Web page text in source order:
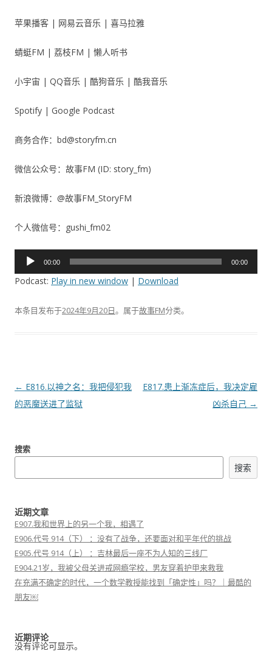
苹果播客 | 网易云音乐 | 喜马拉雅
蜻蜓FM | 荔枝FM | 懒人听书
小宇宙 | QQ音乐 | 酷狗音乐 | 酷我音乐
Spotify | Google Podcast
商务合作：bd@storyfm.cn
微信公众号：故事FM (ID: story_fm)
新浪微博：@故事FM_StoryFM
个人微信号：gushi_fm02
播
器
00:00 00:00
Podcast: Play in new window | Download
本条目发布于2024年9月20日。属于故事FM分类。
文
章
← E816.以神之名：我把侵犯我
的恶魔送进了监狱
E817.患上渐冻症后，我决定雇
凶杀自己 →
搜索
搜索
近期文章
E907.我和世界上的另一个我，相遇了
E906.代号 914（下） ：没有了战争，还要面对和平年代的挑战
E905.代号 914（上） ：吉林最后一座不为人知的三线厂
E904.21岁，我被父母关进戒网瘾学校，男友穿着护甲来救我
在充满不确定的时代，一个数学教授能找到「确定性」吗？｜最酷的
朋友￼
近期评论
没有评论可显示。